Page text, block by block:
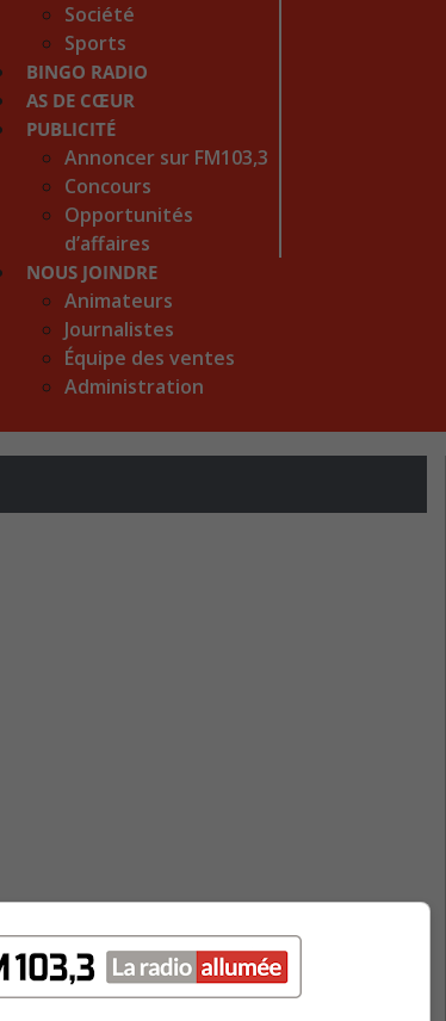
Société
Sports
BINGO RADIO
AS DE CŒUR
PUBLICITÉ
Annoncer sur FM103,3
Concours
Opportunités
d’affaires
NOUS JOINDRE
Animateurs
Journalistes
Équipe des ventes
Administration